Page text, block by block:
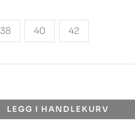
38 40 42
LEGG I HANDLEKURV